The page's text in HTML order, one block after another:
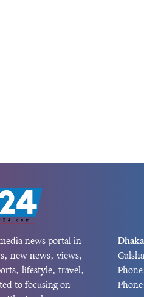
news portal in
new news, views,
lifestyle, travel,
to focusing on